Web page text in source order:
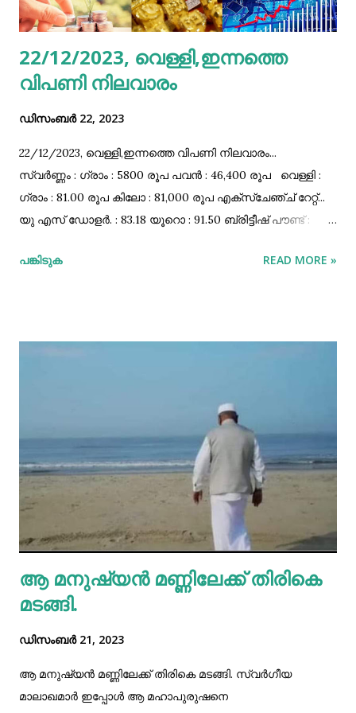
22/12/2023, വെള്ളി,ഇന്നത്തെ
വിപണി നിലവാരം
ഡിസംബർ 22, 2023
22/12/2023, വെള്ളി,ഇന്നത്തെ വിപണി നിലവാരം...
സ്വർണ്ണം : ഗ്രാം : 5800 രൂപ പവൻ : 46,400 രൂപ വെള്ളി :
ഗ്രാം : 81.00 രൂപ കിലോ : 81,000 രൂപ എക്സ്ചേഞ്ച്‌ റേറ്റ്‌...
യു എസ്‌ ഡോളർ. : 83.18 യൂറൊ : 91.50 ബ്രിട്ടീഷ്‌ പൗണ്ട്‌ :
:62.62 സിംഗപ്പൂർ ഡോളർ. : 62.76 ബഹറിൻ ദിനാർ : 220.70
പങ്കിടുക READ MORE »
ആ മനുഷ്യൻ മണ്ണിലേക്ക് തിരികെ
മടങ്ങി.
ഡിസംബർ 21, 2023
ആ മനുഷ്യൻ മണ്ണിലേക്ക് തിരികെ മടങ്ങി. സ്വർഗീയ
മാലാഖമാർ ഇപ്പോൾ ആ മഹാപുരുഷനെ